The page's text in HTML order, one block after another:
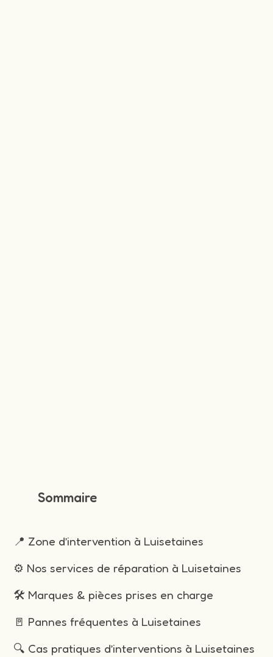
Sommaire
📍 Zone d’intervention à Luisetaines
⚙️ Nos services de réparation à Luisetaines
🛠️ Marques & pièces prises en charge
🚪 Pannes fréquentes à Luisetaines
🔍 Cas pratiques d’interventions à Luisetaines